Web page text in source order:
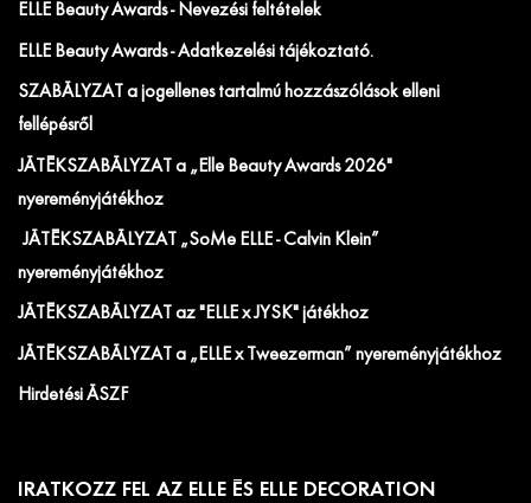
ELLE Beauty Awards - Nevezési feltételek
ELLE Beauty Awards - Adatkezelési tájékoztató.
SZABÁLYZAT a jogellenes tartalmú hozzászólások elleni
fellépésről
JÁTÉKSZABÁLYZAT a „Elle Beauty Awards 2026"
nyereményjátékhoz
JÁTÉKSZABÁLYZAT „SoMe ELLE - Calvin Klein”
nyereményjátékhoz
JÁTÉKSZABÁLYZAT az "ELLE x JYSK" játékhoz
JÁTÉKSZABÁLYZAT a „ELLE x Tweezerman” nyereményjátékhoz
Hirdetési ÁSZF
IRATKOZZ FEL AZ ELLE ÉS ELLE DECORATION